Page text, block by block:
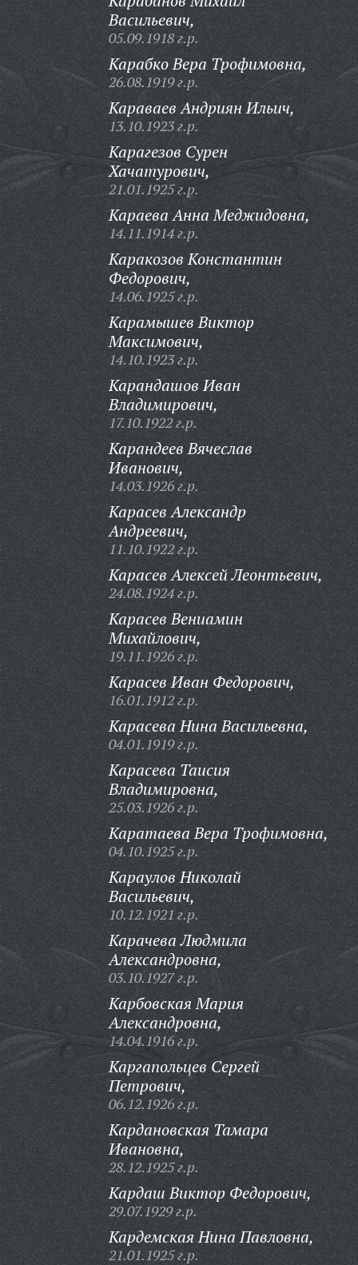
Васильевич,
05.09.1918 г.р.
Карабко Вера Трофимовна,
26.08.1919 г.р.
Караваев Андриян Ильич,
13.10.1923 г.р.
Карагезов Сурен
Хачатурович,
21.01.1925 г.р.
Караева Анна Меджидовна,
14.11.1914 г.р.
Каракозов Константин
Федорович,
14.06.1925 г.р.
Карамышев Виктор
Максимович,
14.10.1923 г.р.
Карандашов Иван
Владимирович,
17.10.1922 г.р.
Карандеев Вячеслав
Иванович,
14.03.1926 г.р.
Карасев Александр
Андреевич,
11.10.1922 г.р.
Карасев Алексей Леонтьевич,
24.08.1924 г.р.
Карасев Вениамин
Михайлович,
19.11.1926 г.р.
Карасев Иван Федорович,
16.01.1912 г.р.
Карасева Нина Васильевна,
04.01.1919 г.р.
Карасева Таисия
Владимировна,
25.03.1926 г.р.
Каратаева Вера Трофимовна,
04.10.1925 г.р.
Караулов Николай
Васильевич,
10.12.1921 г.р.
Карачева Людмила
Александровна,
03.10.1927 г.р.
Карбовская Мария
Александровна,
14.04.1916 г.р.
Каргапольцев Сергей
Петрович,
06.12.1926 г.р.
Кардановская Тамара
Ивановна,
28.12.1925 г.р.
Кардаш Виктор Федорович,
29.07.1929 г.р.
Кардемская Нина Павловна,
21.01.1925 г.р.